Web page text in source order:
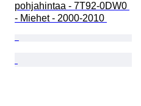
pohjahintaa - 7T92-0DW0
- Miehet - 2000-2010